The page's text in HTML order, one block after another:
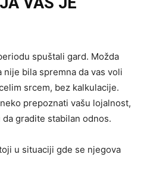
spuštali gard. Možda
bila spremna da vas voli
srcem, bez kalkulacije.
prepoznati vašu lojalnost,
gradite stabilan odnos.
u situaciji gde se njegova